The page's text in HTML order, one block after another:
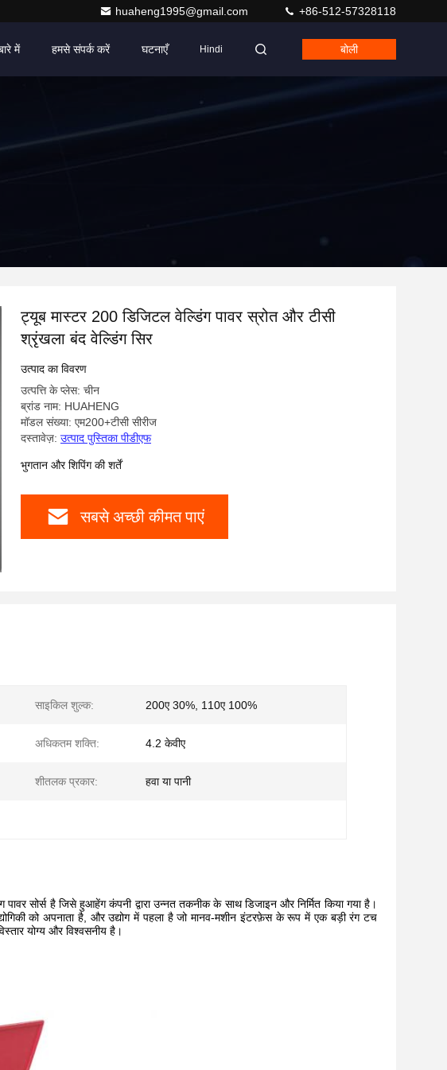
huaheng1995@gmail.com +86-512-57328118
में हमसे संपर्क करें घटनाएँ Hindi बोली
ट्यूब मास्टर 200 डिजिटल वेल्डिंग पावर स्रोत और टीसी
श्रृंखला बंद वेल्डिंग सिर
उत्पाद का विवरण
उत्पत्ति के प्लेस: चीन
ब्रांड नाम: HUAHENG
मॉडल संख्या: एम200+टीसी सीरीज
दस्तावेज़: उत्पाद पुस्तिका पीडीएफ
भुगतान और शिपिंग की शर्तें
सबसे अच्छी कीमत पाएं
साइकिल शुल्क: 200ए 30%, 110ए 100%
अधिकतम शक्ति: 4.2 केवीए
शीतलक प्रकार: हवा या पानी
सोर्स है जिसे हुआहेंग कंपनी द्वारा उन्नत तकनीक के साथ डिजाइन और निर्मित किया गया है।
को अपनाता है, और उद्योग में पहला है जो मानव-मशीन इंटरफ़ेस के रूप में एक बड़ी रंग टच
योग्य और विश्वसनीय है।